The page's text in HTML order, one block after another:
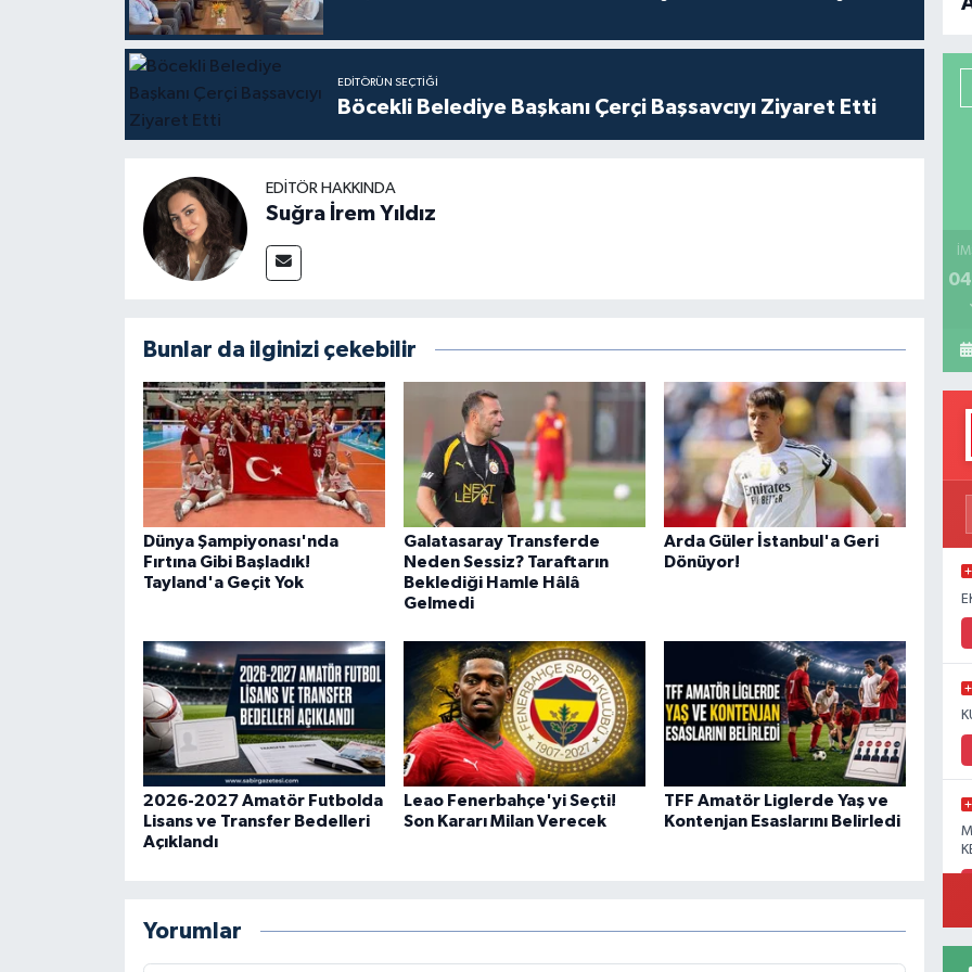
EDITÖRÜN SEÇTIĞI
Böcekli Belediye Başkanı Çerçi Başsavcıyı Ziyaret Etti
EDITÖR HAKKINDA
Suğra İrem Yıldız
Bunlar da ilginizi çekebilir
Dünya Şampiyonası'nda
Fırtına Gibi Başladık!
Tayland'a Geçit Yok
Galatasaray Transferde
Neden Sessiz? Taraftarın
Beklediği Hamle Hâlâ
Gelmedi
Arda Güler İstanbul'a Geri
Dönüyor!
2026-2027 Amatör Futbolda
Lisans ve Transfer Bedelleri
Açıklandı
Leao Fenerbahçe'yi Seçti!
Son Kararı Milan Verecek
TFF Amatör Liglerde Yaş ve
Kontenjan Esaslarını Belirledi
Yorumlar